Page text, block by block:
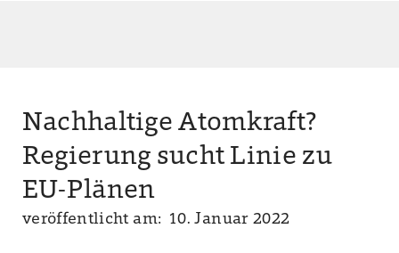
Nachhaltige Atomkraft?
Regierung sucht Linie zu
EU-Plänen
veröffentlicht am: 10. Januar 2022